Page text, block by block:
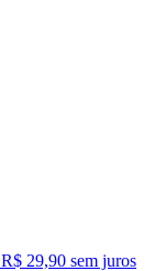
R$ 29,90 sem juros